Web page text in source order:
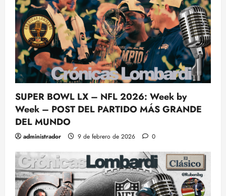
SUPER BOWL LX – NFL 2026: Week by
Week – POST DEL PARTIDO MÁS GRANDE
DEL MUNDO
administrador 9 de febrero de 2026 0